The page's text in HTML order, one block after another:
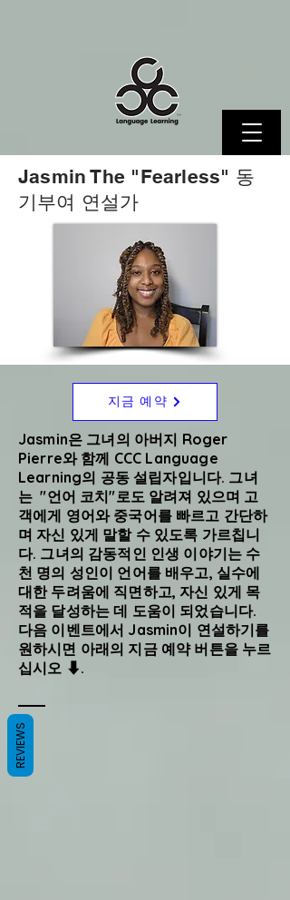
Jasmin The "Fearless" 동
기부여 연설가
지금 예약
Jasmin은 그녀의 아버지 Roger
Pierre와 함께 CCC Language
Learning의 공동 설립자입니다. 그녀
는 "언어 코치"로도 알려져 있으며 고
객에게 영어와 중국어를 빠르고 간단하
며 자신 있게 말할 수 있도록 가르칩니
다. 그녀의 감동적인 인생 이야기는 수
천 명의 성인이 언어를 배우고, 실수에
대한 두려움에 직면하고, 자신 있게 목
적을 달성하는 데 도움이 되었습니다.
다음 이벤트에서 Jasmin이 연설하기를
원하시면 아래의 지금 예약 버튼을 누르
십시오 ⬇.
REVIEWS